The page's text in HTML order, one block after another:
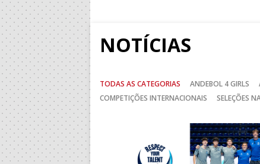
NOTÍCIAS
TODAS AS CATEGORIAS ANDEBOL 4 GIRLS
COMPETIÇÕES INTERNACIONAIS
SELEÇÕES